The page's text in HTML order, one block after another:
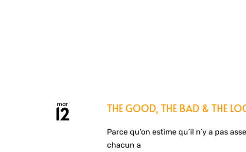
mar
12 THE GOOD, THE BAD & THE
Parce qu’on estime qu’il n’y a pas
chacun a